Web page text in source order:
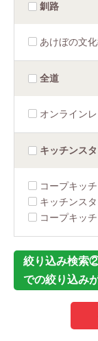
釧路
あけぼの文
全道
オンライン
キッチンス
コープキッ
キッチンス
コープキッ
絞り込み検索
での絞り込み